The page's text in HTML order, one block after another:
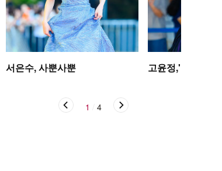
서은수, 사뿐사뿐 고윤정,'탄성을
1 4